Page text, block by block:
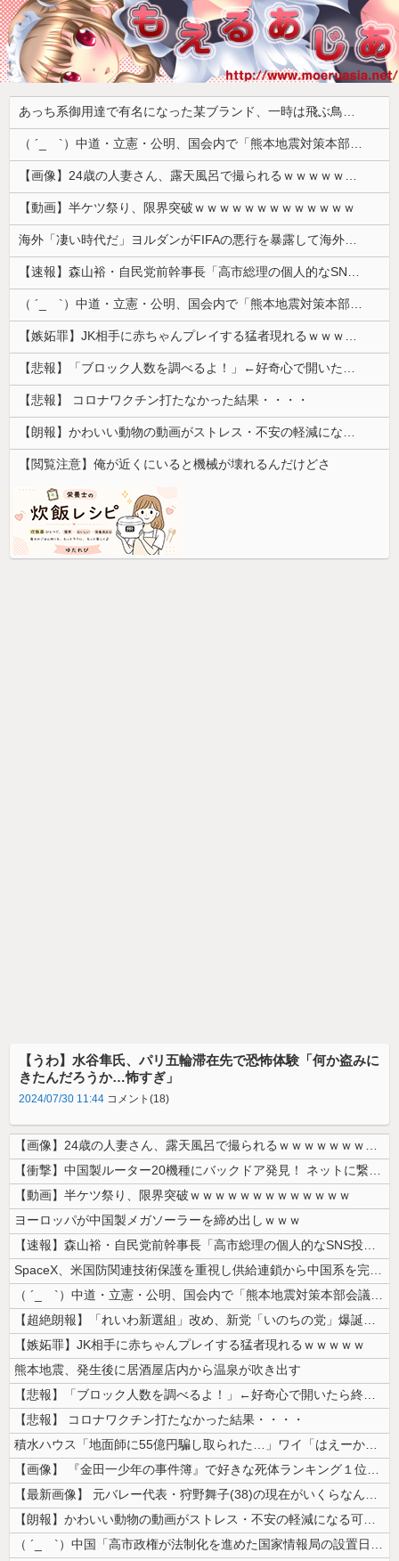
あっち系御用達で有名になった某ブランド、一時は飛ぶ鳥を落とす勢いだったが今期の業績は……
（ ´_ゝ`）中道・立憲・公明、国会内で「熊本地震対策本部会議」各省庁からヒアリング・現地から意見聴取「パーティション、人手、宿泊施設の不足や、外国人実習生の方々にも対応してほしい」今日の午後、政府に要望書を提出
【画像】24歳の人妻さん、露天風呂で撮られるｗｗｗｗｗｗｗｗｗｗｗｗｗｗｗｗｗ
【動画】半ケツ祭り、限界突破ｗｗｗｗｗｗｗｗｗｗｗｗｗ
海外「凄い時代だ」ヨルダンがFIFAの悪行を暴露して海外大騒ぎ！（海外の反応）
【速報】森山裕・自民党前幹事長「高市総理の個人的なSNS投稿が習近平主席を怒らせた」
（ ´_ゝ`）中道・立憲・公明、国会内で「熊本地震対策本部会議」各省庁からヒアリング・現地から意見聴取「パーティション、人手、宿泊施設の不足や、...
【嫉妬罪】JK相手に赤ちゃんプレイする猛者現れるｗｗｗｗｗ
【悲報】「ブロック人数を調べるよ！」←好奇心で開いたら終わるサイトだった【HotTweets】
【悲報】 コロナワクチン打たなかった結果・・・・
【朗報】かわいい動物の動画がストレス・不安の軽減になる可能性。英大学の研究で実証
【閲覧注意】俺が近くにいると機械が壊れるんだけどさ
【うわ】水谷隼氏、パリ五輪滞在先で恐怖体験「何か盗みに
きたんだろうか…怖すぎ」
2024/07/30 11:44 コメント(18)
【画像】24歳の人妻さん、露天風呂で撮られるｗｗｗｗｗｗｗｗｗｗｗｗ...
【衝撃】中国製ルーター20機種にバックドア発見！ ネットに繋ぐだけで3...
【動画】半ケツ祭り、限界突破ｗｗｗｗｗｗｗｗｗｗｗｗｗ
ヨーロッパが中国製メガソーラーを締め出しｗｗｗ
【速報】森山裕・自民党前幹事長「高市総理の個人的なSNS投稿が習近平主...
SpaceX、米国防関連技術保護を重視し供給連鎖から中国系を完全排除へ...
（ ´_ゝ`）中道・立憲・公明、国会内で「熊本地震対策本部会議」各省庁...
【超絶朗報】「れいわ新選組」改め、新党「いのちの党」爆誕！！！うおおお...
【嫉妬罪】JK相手に赤ちゃんプレイする猛者現れるｗｗｗｗｗ
熊本地震、発生後に居酒屋店内から温泉が吹き出す
【悲報】「ブロック人数を調べるよ！」←好奇心で開いたら終わるサイトだっ...
【悲報】 コロナワクチン打たなかった結果・・・・
積水ハウス「地面師に55億円騙し取られた…」ワイ「はえーかわいそう…会...
【画像】 『金田一少年の事件簿』で好きな死体ランキング１位がこちら！
【最新画像】 元バレー代表・狩野舞子(38)の現在がいくらなんでも即ハ...
【朗報】かわいい動物の動画がストレス・不安の軽減になる可能性。英大学の...
（ ´_ゝ`）中国「高市政権が法制化を進めた国家情報局の設置日が7月3...